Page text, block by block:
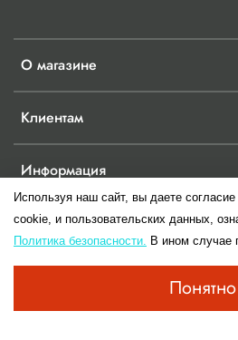
О магазине
Клиентам
Информация
запрещено.Информация сайта не является
Используя наш сайт, вы даете
cookie, и пользовательских данных,
Политика безопасности. В ином случае
Понятно